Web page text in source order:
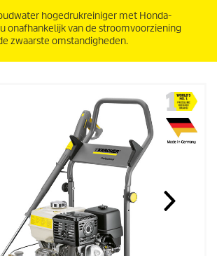
hogedrukreiniger met Honda-
onafhankelijk van de stroomvoorziening
zwaarste omstandigheden.